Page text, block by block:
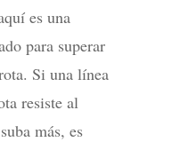
es una
para superar
Si una línea
resiste al
más, es